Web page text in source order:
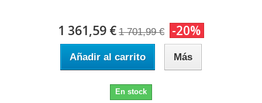
1 361,59 € 1 701,99 € -20%
Añadir al carrito Más
En stock